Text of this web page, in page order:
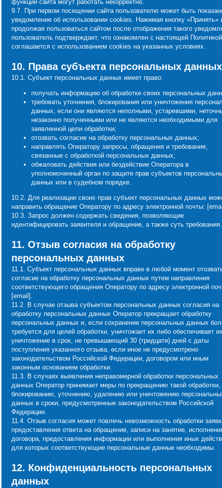
функции сайта могут работать некорректно.
9.7. При первом посещении сайта пользователю может быть
уведомление об использовании cookies. Нажимая кнопку «Принять»
продолжая пользоваться сайтом после отображения такого
пользователь подтверждает, что ознакомлен с настоящей
соглашается с использованием cookies на указанных условиях.
10. Права субъекта персональных данных
10.1. Субъект персональных данных имеет право:
получать информацию об обработке своих персональных
требовать уточнения, блокирования или уничтожения
данных, если они являются неполными, устаревшими,
незаконно полученными или не являются необходимыми для
заявленной цели обработки;
отозвать согласие на обработку персональных данных;
направлять Оператору запросы, обращения и требования,
связанные с обработкой персональных данных;
обжаловать действия или бездействие Оператора в
уполномоченный орган по защите прав субъектов
данных или в судебном порядке.
10.2. Для реализации своих прав субъект персональных данных
направить обращение Оператору по адресу электронной почты:
10.3. Запрос должен содержать сведения, позволяющие
идентифицировать заявителя и обращение, а также суть требования.
11. Отзыв согласия на обработку
персональных данных
11.1. Субъект персональных данных вправе в любой момент
согласие на обработку персональных данных путем направления
соответствующего обращения Оператору по адресу электронной
[email].
11.2. В случае отзыва субъектом персональных данных согласия на
обработку персональных данных Оператор прекращает обработку
персональных данных и, если сохранение персональных данных
требуется для целей обработки, уничтожает их либо обеспечивает
уничтожение в срок, не превышающий 30 (тридцати) дней с даты
поступления указанного отзыва, если иное не предусмотрено
законодательством Российской Федерации, договором или иным
законным основанием обработки.
11.3. В случаях выявления неправомерной обработки персональных
данных Оператор принимает меры по прекращению такой обработки,
блокированию, уточнению, удалению или уничтожению
данных в сроки, предусмотренные законодательством Российской
Федерации.
11.4. Отзыв согласия может повлечь невозможность обработки
предоставления ответа на обращение, записи на занятие,
договора, предоставления информации или выполнения иных
для которых соответствующие персональные данные необходимы.
12. Конфиденциальность персональных
данных